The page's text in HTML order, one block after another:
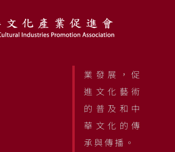
業發展，促
進文化藝術
的普及和中
華文化的傳
承與傳播。